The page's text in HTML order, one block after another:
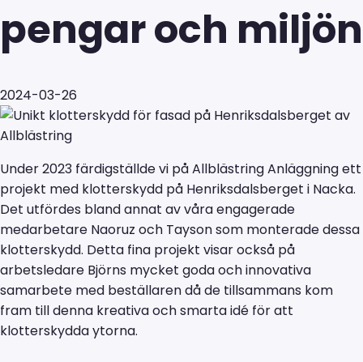
pengar och miljön
2024-03-26
Under 2023 färdigställde vi på Allblästring Anläggning ett
projekt med klotterskydd på Henriksdalsberget i Nacka.
Det utfördes bland annat av våra engagerade
medarbetare Naoruz och Tayson som monterade dessa
klotterskydd. Detta fina projekt visar också på
arbetsledare Björns mycket goda och innovativa
samarbete med beställaren då de tillsammans kom
fram till denna kreativa och smarta idé för att
klotterskydda ytorna.